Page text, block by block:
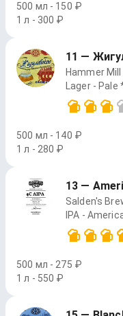
500 мл - 150 ₽
1 л - 300 ₽
11 —
Hammer
Lager - Pale
500 мл - 140 ₽
1 л - 280 ₽
13 —
Salden's
IPA -
500 мл - 275 ₽
1 л - 550 ₽